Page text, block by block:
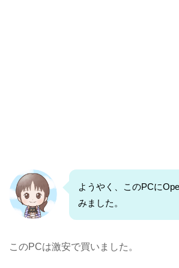
ようやく、このPCに
みました。
このPCは激安で買いました。